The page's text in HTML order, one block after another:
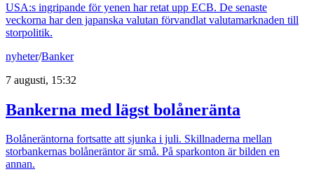
USA:s ingripande för yenen har retat upp ECB. De senaste
veckorna har den japanska valutan förvandlat valutamarknaden till
storpolitik.
nyheter/Banker
7 augusti, 15:32
Bankerna med lägst bolåneränta
Bolåneräntorna fortsatte att sjunka i juli. Skillnaderna mellan
storbankernas bolåneräntor är små. På sparkonton är bilden en
annan.